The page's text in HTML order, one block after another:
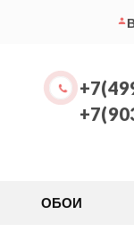
ОБОИ